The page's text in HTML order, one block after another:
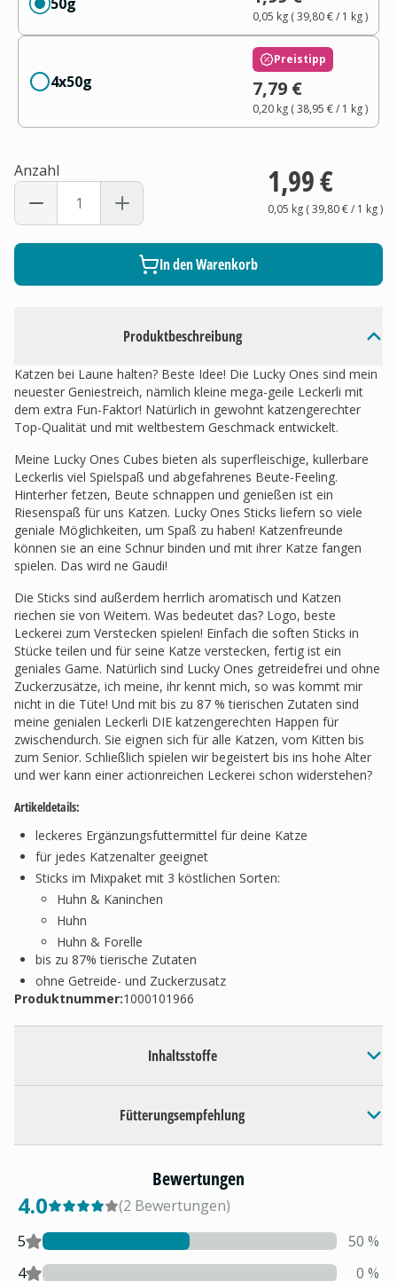
Produktbeschreibung
Katzen bei Laune halten? Beste Idee! Die Lucky Ones sind mein
neuester Geniestreich, nämlich kleine mega-geile Leckerli mit
dem extra Fun-Faktor! Natürlich in gewohnt katzengerechter
Top-Qualität und mit weltbestem Geschmack entwickelt.
Meine Lucky Ones Cubes bieten als superfleischige, kullerbare
Leckerlis viel Spielspaß und abgefahrenes Beute-Feeling.
Hinterher fetzen, Beute schnappen und genießen ist ein
Riesenspaß für uns Katzen. Lucky Ones Sticks liefern so viele
geniale Möglichkeiten, um Spaß zu haben! Katzenfreunde
können sie an eine Schnur binden und mit ihrer Katze fangen
spielen. Das wird ne Gaudi!
Die Sticks sind außerdem herrlich aromatisch und Katzen
riechen sie von Weitem. Was bedeutet das? Logo, beste
Leckerei zum Verstecken spielen! Einfach die soften Sticks in
Stücke teilen und für seine Katze verstecken, fertig ist ein
geniales Game. Natürlich sind Lucky Ones getreidefrei und ohne
Zuckerzusätze, ich meine, ihr kennt mich, so was kommt mir
nicht in die Tüte! Und mit bis zu 87 % tierischen Zutaten sind
meine genialen Leckerli DIE katzengerechten Happen für
zwischendurch. Sie eignen sich für alle Katzen, vom Kitten bis
zum Senior. Schließlich spielen wir begeistert bis ins hohe Alter
und wer kann einer actionreichen Leckerei schon widerstehen?
Artikeldetails:
leckeres Ergänzungsfuttermittel für deine Katze
für jedes Katzenalter geeignet
Sticks im Mixpaket mit 3 köstlichen Sorten:
Huhn & Kaninchen
Huhn
Huhn & Forelle
bis zu 87% tierische Zutaten
ohne Getreide- und Zuckerzusatz
Produktnummer:1000101966
Inhaltsstoffe
Fütterungsempfehlung
0,05 kg(39,80 €/ 1 kg)
4x50g
Preistipp
7,79 €
0,20 kg(38,95 €/ 1 kg)
Anzahl 1,99 €
0,05 kg(39,80 €/ 1 kg)
In den Warenkorb
Bewertungen
4.0 (2 Bewertungen)
5
50 %
4
0 %